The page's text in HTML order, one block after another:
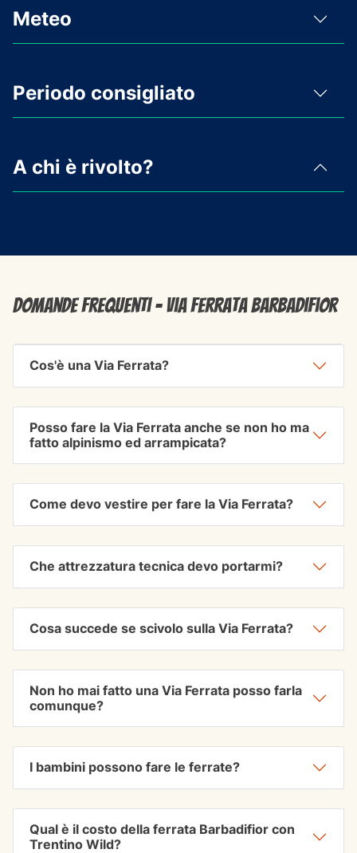
Meteo
Periodo consigliato
A chi è rivolto?
Domande frequenti - Via Ferrata Barbadifior
Cos'è una Via Ferrata?
Posso fare la Via Ferrata anche se non ho ma
fatto alpinismo ed arrampicata?
Come devo vestire per fare la Via Ferrata?
Che attrezzatura tecnica devo portarmi?
Cosa succede se scivolo sulla Via Ferrata?
Non ho mai fatto una Via Ferrata posso farla
comunque?
I bambini possono fare le ferrate?
Qual è il costo della ferrata Barbadifior con
Trentino Wild?